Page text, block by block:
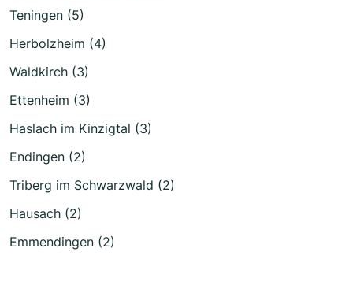
Teningen (5)
Herbolzheim (4)
Waldkirch (3)
Ettenheim (3)
Haslach im Kinzigtal (3)
Endingen (2)
Triberg im Schwarzwald (2)
Hausach (2)
Emmendingen (2)